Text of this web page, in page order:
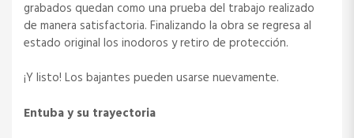
grabados quedan como una prueba del trabajo realizado
de manera satisfactoria. Finalizando la obra se regresa al
estado original los inodoros y retiro de protección.
¡Y listo! Los bajantes pueden usarse nuevamente.
Entuba y su trayectoria